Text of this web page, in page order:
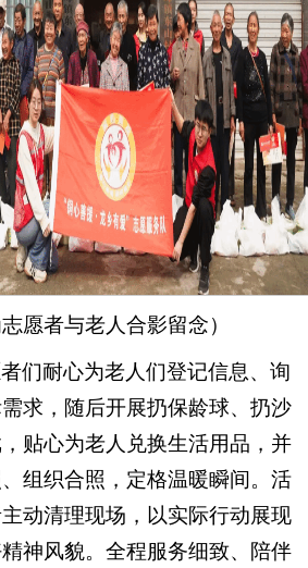
志愿者与老人合影留念）
们耐心为老人们登记信息、询
求，随后开展扔保龄球、扔沙
贴心为老人兑换生活用品，并
组织合照，定格温暖瞬间。活
动清理现场，以实际行动展现
神风貌。全程服务细致、陪伴